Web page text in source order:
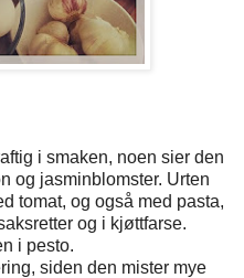
i smaken, noen sier den
og jasminblomster. Urten
tomat, og også med pasta,
og i kjøttfarse.
i pesto.
siden den mister mye